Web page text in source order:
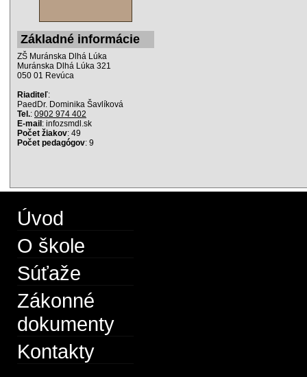
Základné informácie
ZŠ Muránska Dlhá Lúka
Muránska Dlhá Lúka 321
050 01 Revúca
Riaditeľ:
PaedDr. Dominika Šavlíková
Tel.: 0902 974 402
E-mail : infozsmdl.sk
Počet žiakov: 49
Počet pedagógov: 9
Úvod
O škole
Súťaže
Zákonné
dokumenty
Kontakty